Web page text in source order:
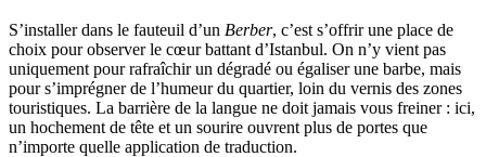
S’installer dans le fauteuil d’un Berber, c’est s’offrir une place de
choix pour observer le cœur battant d’Istanbul. On n’y vient pas
uniquement pour rafraîchir un dégradé ou égaliser une barbe, mais
pour s’imprégner de l’humeur du quartier, loin du vernis des zones
touristiques. La barrière de la langue ne doit jamais vous freiner : ici,
un hochement de tête et un sourire ouvrent plus de portes que
n’importe quelle application de traduction.